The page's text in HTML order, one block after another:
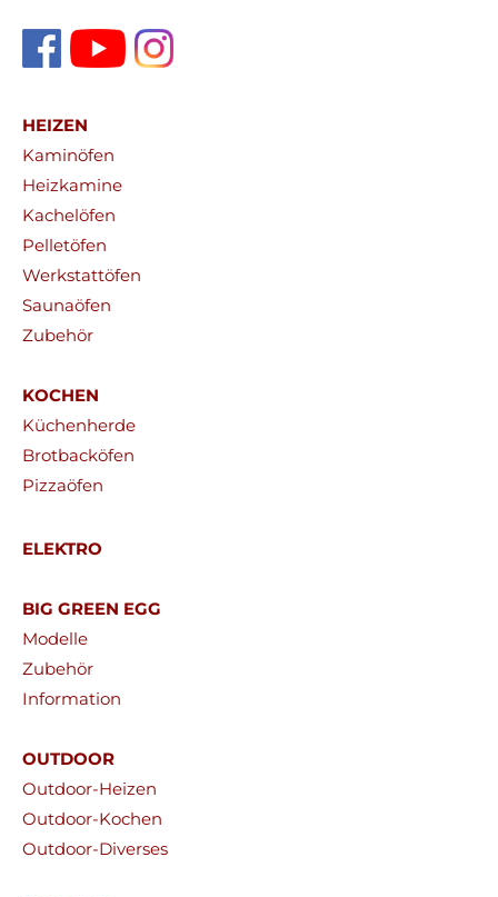
HEIZEN
Kaminöfen
Heizkamine
Kachelöfen
Pelletöfen
Werkstattöfen
Saunaöfen
Zubehör
KOCHEN
Küchenherde
Brotbacköfen
Pizzaöfen
ELEKTRO
BIG GREEN EGG
Modelle
Zubehör
Information
OUTDOOR
Outdoor-Heizen
Outdoor-Kochen
Outdoor-Diverses